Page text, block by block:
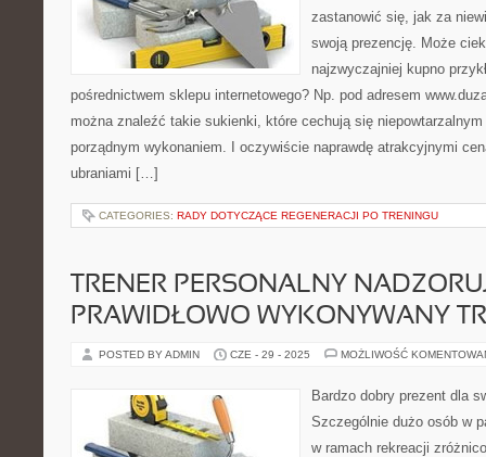
zastanowić się, jak za
swoją prezencję. Może
najzwyczajniej kupno
pośrednictwem sklepu internetowego? Np. pod adresem
można znaleźć takie sukienki, które cechują się
porządnym wykonaniem. I oczywiście naprawdę atrakcyjnymi
ubraniami […]
CATEGORIES: RADY DOTYCZĄCE REGENERACJI PO TRENINGU
TRENER PERSONALNY
PRAWIDŁOWO WYKONYWANY
POSTED BY ADMIN CZE - 29 - 2025 MOŻLIWOŚĆ
Bardzo dobry prezent dla
Szczególnie dużo osób w
w ramach rekreacji